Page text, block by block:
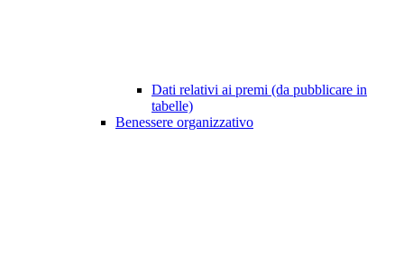
Dati relativi ai premi (da pubblicare in
tabelle)
Benessere organizzativo